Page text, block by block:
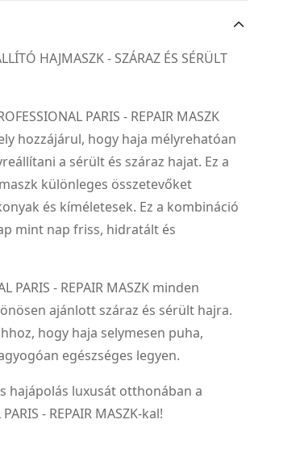
HAJMASZK - SZÁRAZ ÉS SÉRÜLT
PARIS - REPAIR MASZK
hozzájárul, hogy haja mélyrehatóan
a sérült és száraz hajat. Ez a
különleges összetevőket
és kíméletesek. Ez a kombináció
mint nap friss, hidratált és
PARIS - REPAIR MASZK minden
ajánlott száraz és sérült hajra.
hogy haja selymesen puha,
egészséges legyen.
hajápolás luxusát otthonában a
- REPAIR MASZK-kal!